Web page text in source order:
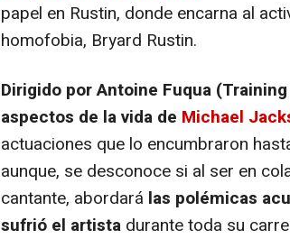
papel en Rustin, donde encarna al
homofobia, Bryard Rustin.
Dirigido por Antoine Fuqua (Training
aspectos de la vida de Michael
actuaciones que lo encumbraron
aunque, se desconoce si al ser en
cantante, abordará las polémicas
sufrió el artista durante toda su